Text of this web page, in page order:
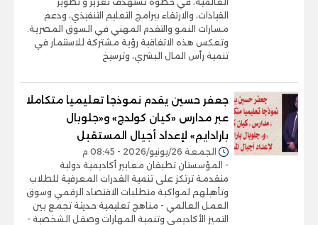
القيادات، والارتقاء ببرامج التعليم التنفيذي، ودعم
مسارات النمو والتقدم المهني في السوق المصرية.
وتعكس هذه الاتفاقية رؤية مشتركة للاستثمار في
تنمية رأس المال البشري، وترسيخ
جعفر حسين يقدم نموذجا تعليميا متكاملا
عبر مدارس «كيان كولدج» و«جلوبال
بارادايم» لإعداد أجيال المستقبل
الجمعة 26/يونيو/2026 - 08:45 م
- المؤسستان تطبقان معايير أكاديمية دولية
متقدمة ترتكز على تنمية القدرات المعرفية للطلاب
وتأهيلهم لمواكبة متطلبات الاقتصاد الرقمي وسوق
العمل العالمي - مناهج تعليمية حديثة تجمع بين
التميز الأكاديمي وتنمية المهارات وصقل الشخصية -